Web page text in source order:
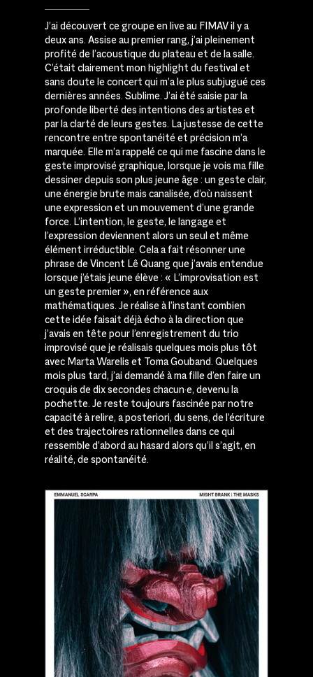
J’ai découvert ce groupe en live au FIMAV il y a
deux ans. Assise au premier rang, j’ai pleinement
profité de l’acoustique du plateau et de la salle.
C’était clairement mon highlight du festival et
sans doute le concert qui m’a le plus subjugué ces
dernières années. Sublime. J’ai été saisie par la
profonde liberté des intentions des artistes et
par la clarté de leurs gestes. La justesse de cette
rencontre entre spontanéité et précision m’a
marquée. Elle m’a rappelé ce qui me fascine dans le
geste improvisé graphique, lorsque je vois ma fille
dessiner depuis son plus jeune âge : un geste clair,
une énergie brute mais canalisée, d’où naissent
une expression et un mouvement d’une grande
force. L’intention, le geste, le langage et
l’expression deviennent alors un seul et même
élément irréductible. Cela a fait résonner une
phrase de Vincent Lê Quang que j’avais entendue
lorsque j’étais jeune élève : « L’improvisation est
un geste premier », en référence aux
mathématiques. Je réalise à l’instant combien
cette idée faisait déjà écho à la direction que
j’avais en tête pour l’enregistrement du trio
improvisé que je réalisais quelques mois plus tôt
avec Marta Warelis et Toma Gouband. Quelques
mois plus tard, j’ai demandé à ma fille d’en faire un
croquis de dix secondes chacun·e, devenu la
pochette. Je reste toujours fascinée par notre
capacité à relire, a posteriori, du sens, de l’écriture
et des trajectoires rationnelles dans ce qui
ressemble d’abord au hasard alors qu’il s’agit, en
réalité, de spontanéité.